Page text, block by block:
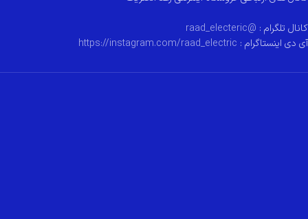
کانال تلگرام : @raad_electeric
آی دی اینستاگرام : https://instagram.com/raad_electric